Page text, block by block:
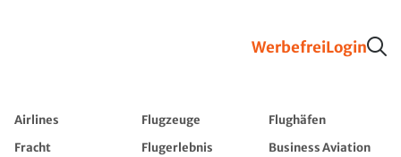
WerbefreiLogin
Airlines Flugzeuge
Flughäfen
Fracht
Flugerlebnis
Business Aviation